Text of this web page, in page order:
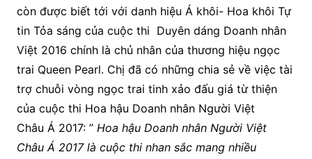
còn được biết tới với danh hiệu Á khôi- Hoa khôi Tự
tin Tỏa sáng của cuộc thi Duyên dáng Doanh nhân
Việt 2016 chính là chủ nhân của thương hiệu ngọc
trai Queen Pearl. Chị đã có những chia sẻ về việc tài
trợ chuỗi vòng ngọc trai tinh xảo đấu giá từ thiện
của cuộc thi Hoa hậu Doanh nhân Người Việt
Châu Á 2017: ” Hoa hậu Doanh nhân Người Việt
Châu Á 2017 là cuộc thi nhan sắc mang nhiều